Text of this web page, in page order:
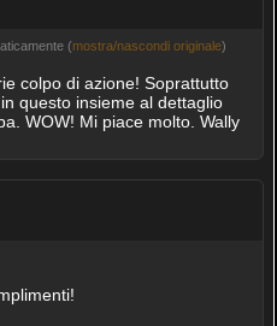
(mostra/nascondi originale)
colpo di azione! Soprattutto
questo insieme al dettaglio
WOW! Mi piace molto. Wally